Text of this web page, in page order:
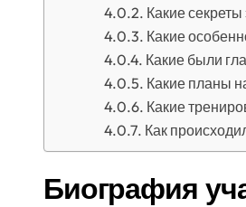
Какие
Какие
Какие были
Какие планы
Какие
Как
Биография